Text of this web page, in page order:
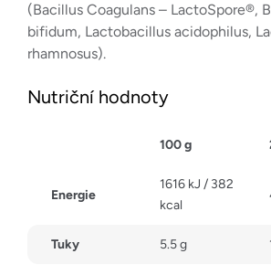
(Bacillus Coagulans – LactoSpore®,
bifidum, Lactobacillus acidophilus,
rhamnosus).
Nutriční hodnoty
100 g
Energie
1616 kJ / 382
kcal
Tuky 5.5 g